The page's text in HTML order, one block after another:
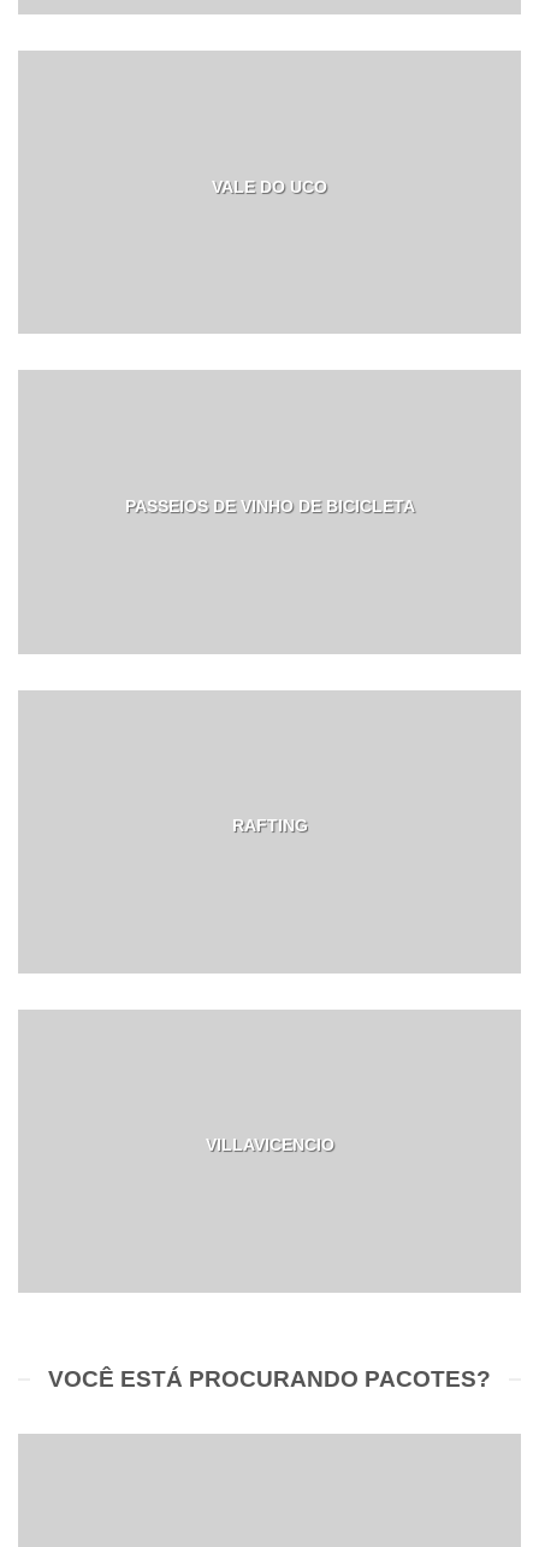
VALE DO UCO
PASSEIOS DE VINHO DE BICICLETA
RAFTING
VILLAVICENCIO
VOCÊ ESTÁ PROCURANDO PACOTES?